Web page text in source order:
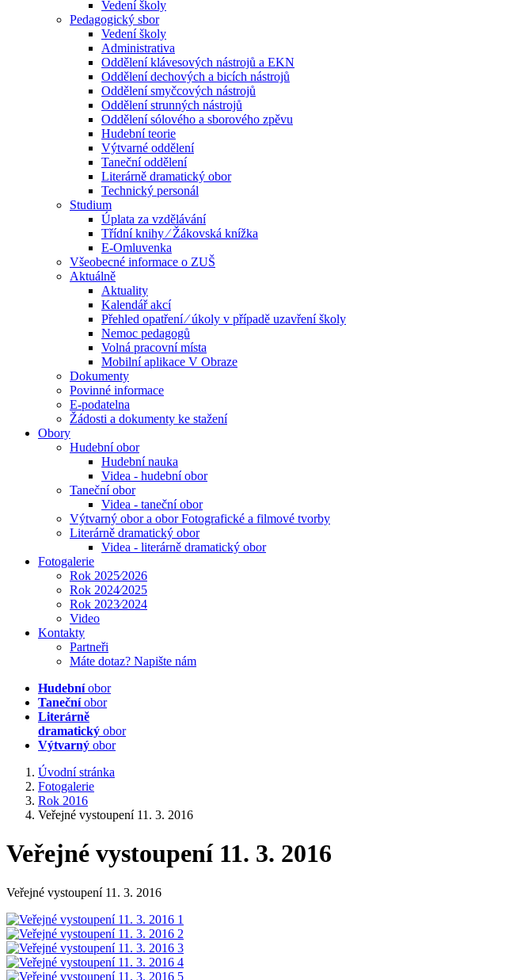
Vedení školy
Pedagogický sbor
Vedení školy
Administrativa
Oddělení klávesových nástrojů a EKN
Oddělení dechových a bicích nástrojů
Oddělení smyčcových nástrojů
Oddělení strunných nástrojů
Oddělení sólového a sborového zpěvu
Hudební teorie
Výtvarné oddělení
Taneční oddělení
Literárně dramatický obor
Technický personál
Studium
Úplata za vzdělávání
Třídní knihy ⁄ Žákovská knížka
E-Omluvenka
Všeobecné informace o ZUŠ
Aktuálně
Aktuality
Kalendář akcí
Přehled opatření ⁄ úkoly v případě uzavření školy
Nemoc pedagogů
Volná pracovní místa
Mobilní aplikace V Obraze
Dokumenty
Povinné informace
E-podatelna
Žádosti a dokumenty ke stažení
Obory
Hudební obor
Hudební nauka
Videa - hudební obor
Taneční obor
Videa - taneční obor
Výtvarný obor a obor Fotografické a filmové tvorby
Literárně dramatický obor
Videa - literárně dramatický obor
Fotogalerie
Rok 2025⁄2026
Rok 2024⁄2025
Rok 2023⁄2024
Video
Kontakty
Partneři
Máte dotaz? Napište nám
Hudebníobor
Tanečníobor
Literárně
dramatický obor
Výtvarný obor
Úvodní stránka
Fotogalerie
Rok 2016
Veřejné vystoupení 11. 3. 2016
Veřejné vystoupení 11. 3. 2016
Veřejné vystoupení 11. 3. 2016